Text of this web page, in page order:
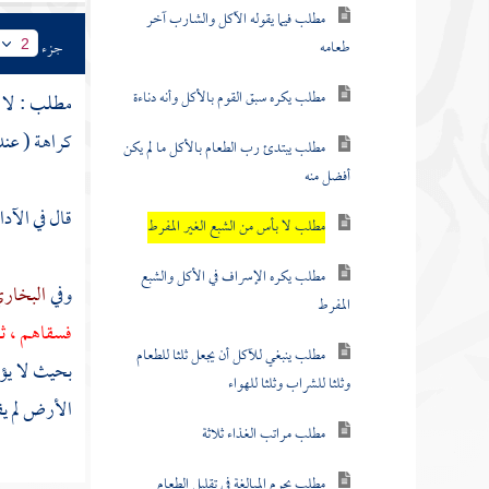
مطلب فيما يقوله الآكل والشارب آخر
طعامه
مطلب يكره سبق القوم بالأكل وأنه دناءة
مطلب يبتدئ رب الطعام بالأكل ما لم يكن
أفضل منه
مطلب لا بأس من الشبع الغير المفرط
مطلب يكره الإسراف في الأكل والشبع
المفرط
مطلب ينبغي للآكل أن يجعل ثلثا للطعام
وثلثا للشراب وثلثا للهواء
مطلب مراتب الغذاء ثلاثة
جزء 2
مطلب : لا
كراهة (
قال في
وفي
فسقاهم ،
بحيث لا
الأرض لم